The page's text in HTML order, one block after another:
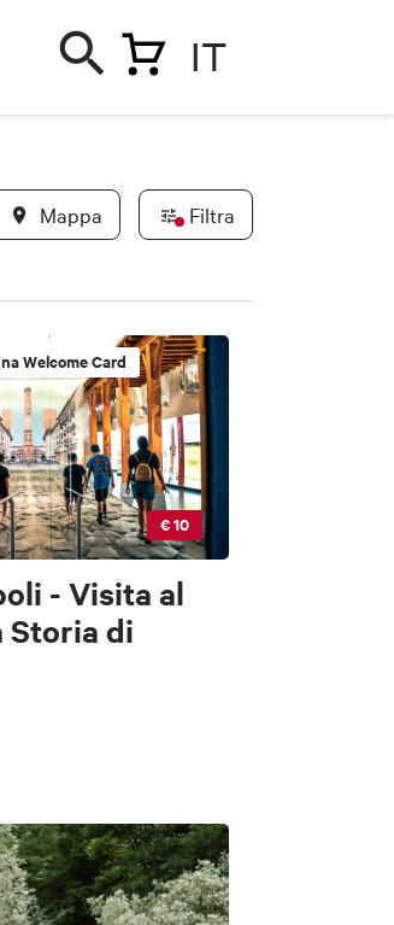
IT
Mappa Filtra
Welcome Card
€ 10
- Visita al
Storia di